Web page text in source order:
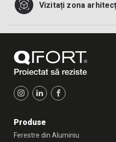
Vizitați zona
Produse
Ferestre din Aluminiu